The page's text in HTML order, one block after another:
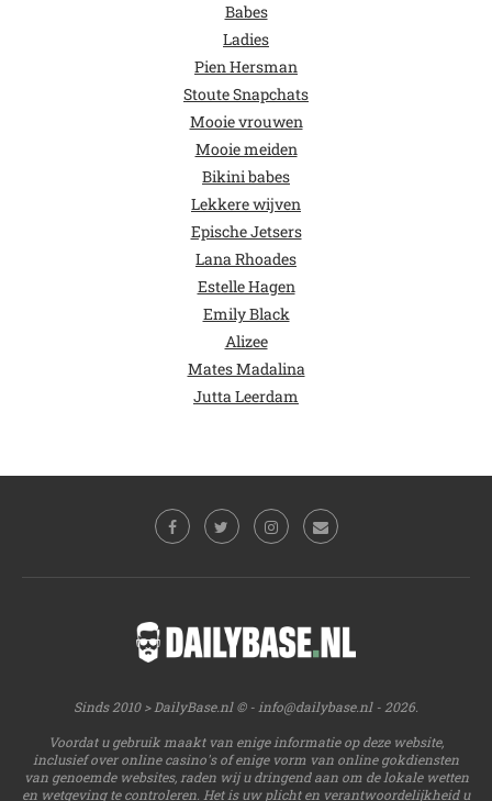
Babes
Ladies
Pien Hersman
Stoute Snapchats
Mooie vrouwen
Mooie meiden
Bikini babes
Lekkere wijven
Epische Jetsers
Lana Rhoades
Estelle Hagen
Emily Black
Alizee
Mates Madalina
Jutta Leerdam
Sinds 2010 > DailyBase.nl © -info@dailybase.nl- 2026.
Voordat u gebruik maakt van enige informatie op deze website,
inclusief over online casino's of enige vorm van online gokdiensten
van genoemde websites, raden wij u dringend aan om de lokale wetten
en wetgeving te controleren. Het is uw plicht en verantwoordelijkheid u